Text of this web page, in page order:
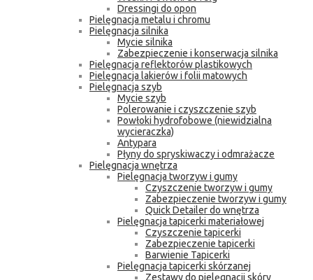
Dressingi do opon
Pielęgnacja metalu i chromu
Pielęgnacja silnika
Mycie silnika
Zabezpieczenie i konserwacja silnika
Pielęgnacja reflektorów plastikowych
Pielęgnacja lakierów i folii matowych
Pielęgnacja szyb
Mycie szyb
Polerowanie i czyszczenie szyb
Powłoki hydrofobowe (niewidzialna
wycieraczka)
Antypara
Płyny do spryskiwaczy i odmrażacze
Pielęgnacja wnętrza
Pielęgnacja tworzyw i gumy
Czyszczenie tworzyw i gumy
Zabezpieczenie tworzyw i gumy
Quick Detailer do wnętrza
Pielęgnacja tapicerki materiałowej
Czyszczenie tapicerki
Zabezpieczenie tapicerki
Barwienie Tapicerki
Pielęgnacja tapicerki skórzanej
Zestawy do pielęgnacji skóry